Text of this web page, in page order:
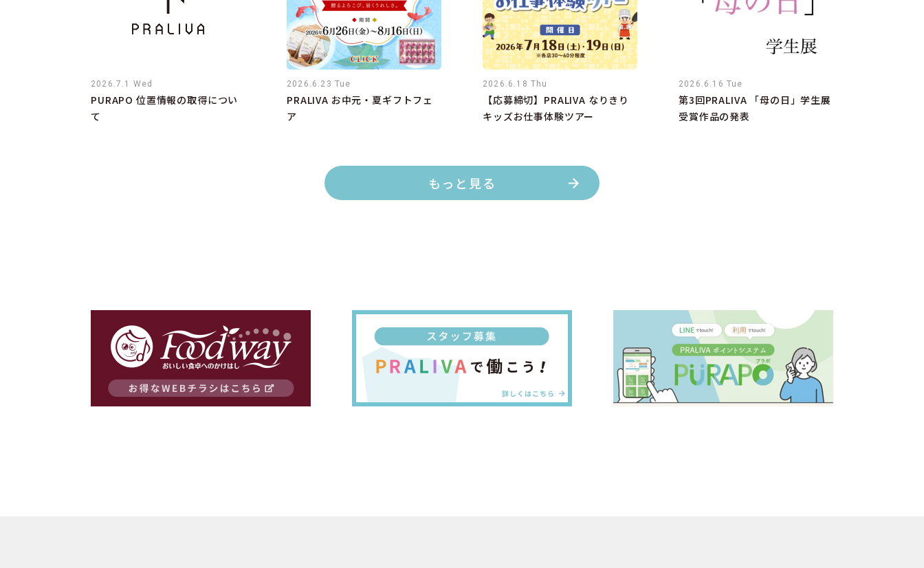
2026.7.1 Wed
PURAPO 位置情報の取得につい
て
2026.6.23 Tue
PRALIVA お中元・夏ギフトフェ
ア
2026.6.18 Thu
【応募締切】PRALIVA なりきり
キッズお仕事体験ツアー
2026.6.16 Tue
第3回PRALIVA 「母の日」学生展
受賞作品の発表
もっと見る